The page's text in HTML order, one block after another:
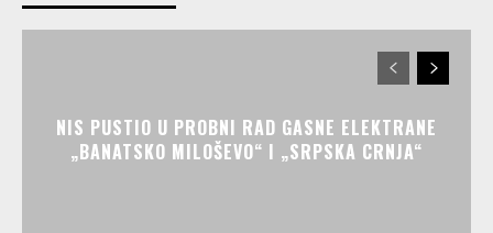
NIS PUSTIO U PROBNI RAD GASNE ELEKTRANE
„BANATSKO MILOŠEVO“ I „SRPSKA CRNJA“